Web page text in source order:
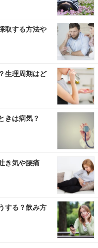
取する方法や
生理周期はど
きは病気？
き気や腰痛
する？飲み方